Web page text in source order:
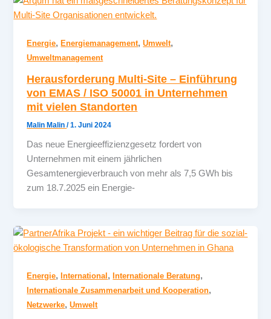
Energie,Energiemanagement,Umwelt,
Umweltmanagement
Herausforderung Multi-Site – Einführung
von EMAS / ISO 50001 in Unternehmen
mit vielen Standorten
Malin Malin/1. Juni 2024
Das neue Energieeffizienzgesetz fordert von
Unternehmen mit einem jährlichen
Gesamtenergieverbrauch von mehr als 7,5 GWh bis
zum 18.7.2025 ein Energie-
Energie, International , Internationale Beratung,
Internationale Zusammenarbeit und Kooperation,
Netzwerke,Umwelt